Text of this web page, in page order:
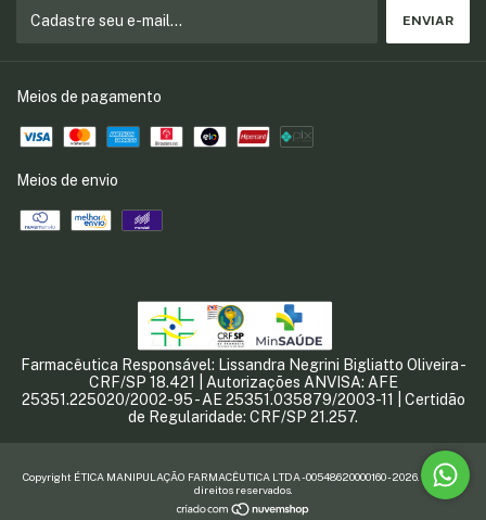
Meios de pagamento
Meios de envio
Farmacêutica Responsável: Lissandra Negrini Bigliatto Oliveira -
CRF/SP 18.421 | Autorizações ANVISA: AFE
25351.225020/2002-95 - AE 25351.035879/2003-11 | Certidão
de Regularidade: CRF/SP 21.257.
Copyright ÉTICA MANIPULAÇÃO FARMACÊUTICA LTDA - 00548620000160 - 2026. Todos os
direitos reservados.